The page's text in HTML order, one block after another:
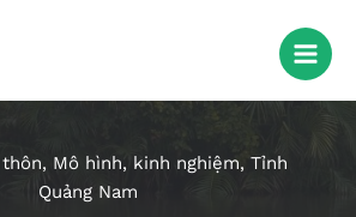
, Mô hình, kinh nghiệm, Tỉnh
Quảng Nam